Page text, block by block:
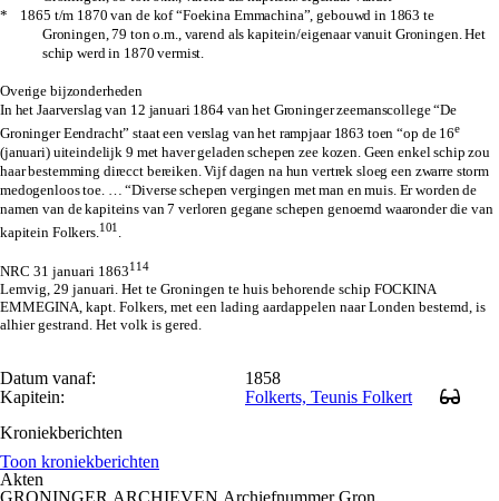
* 1865 t/m 1870 van de kof “Foekina Emmachina”, gebouwd in 1863 te
Groningen, 79 ton o.m., varend als kapitein/eigenaar vanuit Groningen. Het
schip werd in 1870 vermist.
Overige bijzonderheden
In het Jaarverslag van 12 januari 1864 van het Groninger zeemanscollege “De
Groninger Eendracht” staat een verslag van het rampjaar 1863 toen “op de 16e
(januari)uiteindelijk 9 met haver geladen schepen zee kozen. Geen enkel schip zou
haar bestemming direcct bereiken. Vijf dagen na hun vertrek sloeg een zwarre storm
medogenloos toe. … “Diverse schepen vergingen met man en muis. Er worden de
namen van de kapiteins van 7 verloren gegane schepen genoemd waaronder die van
kapitein Folkers.101 .
NRC 31 januari 1863114
Lemvig, 29 januari. Het te Groningen te huis behorende schip FOCKINA
EMMEGINA, kapt. Folkers, met een lading aardappelen naar Londen bestemd, is
alhier gestrand. Het volk is gered.
Datum vanaf:
1858
Kapitein:
Folkerts, Teunis Folkert
Kroniekberichten
Toon kroniekberichten
Akten
GRONINGER ARCHIEVEN Archiefnummer Gron.